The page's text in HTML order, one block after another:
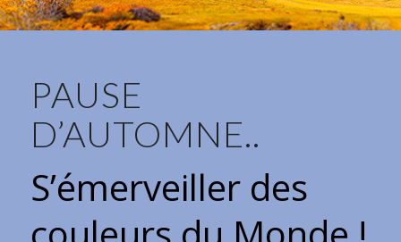
PAUSE
D’AUTOMNE..
S’émerveiller des